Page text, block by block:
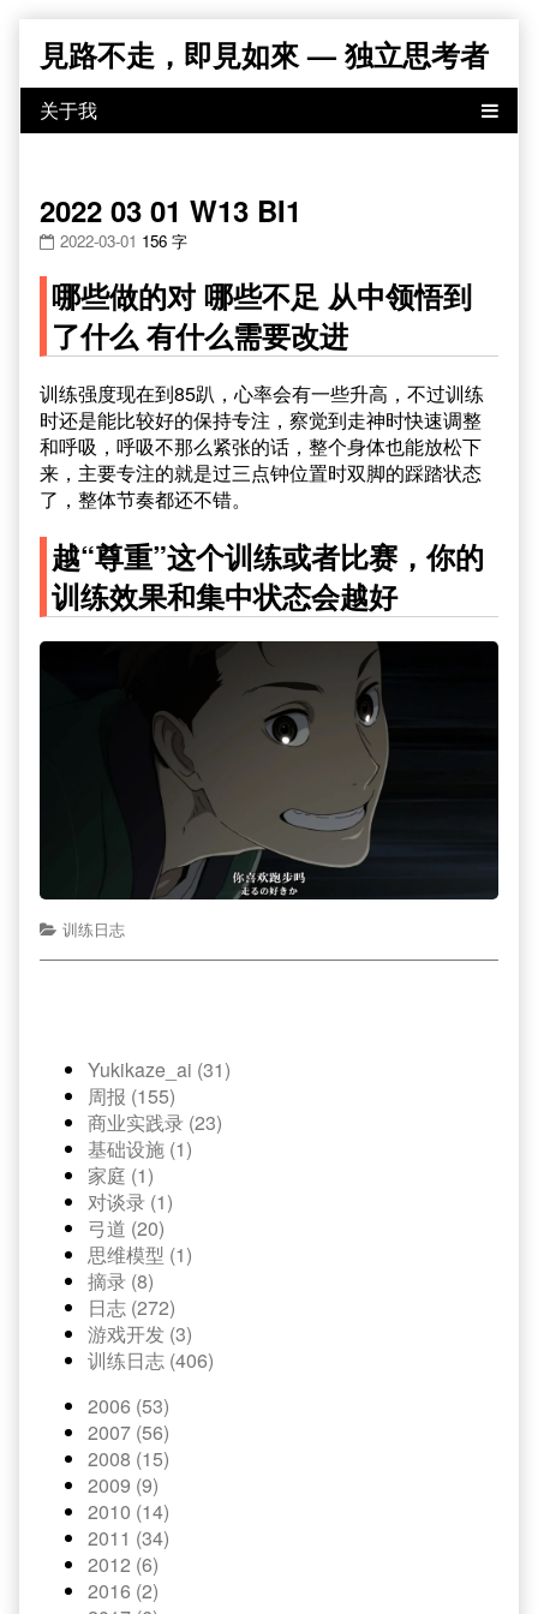
content
見路不走，即見如來 — 独立思考者
2022 03 01 W13 BI1
2022-03-01 156 字
哪些做的对 哪些不足 从中领悟到
了什么 有什么需要改进
训练强度现在到85趴，心率会有一些升高，不过训练
时还是能比较好的保持专注，察觉到走神时快速调整
和呼吸，呼吸不那么紧张的话，整个身体也能放松下
来，主要专注的就是过三点钟位置时双脚的踩踏状态
了，整体节奏都还不错。
越“尊重”这个训练或者比赛，你的
训练效果和集中状态会越好
训练日志
Yukikaze_ai (31)
周报 (155)
商业实践录 (23)
基础设施 (1)
家庭 (1)
对谈录 (1)
弓道 (20)
思维模型 (1)
摘录 (8)
日志 (272)
游戏开发 (3)
训练日志 (406)
2006 (53)
2007 (56)
2008 (15)
2009 (9)
2010 (14)
2011 (34)
2012 (6)
2016 (2)